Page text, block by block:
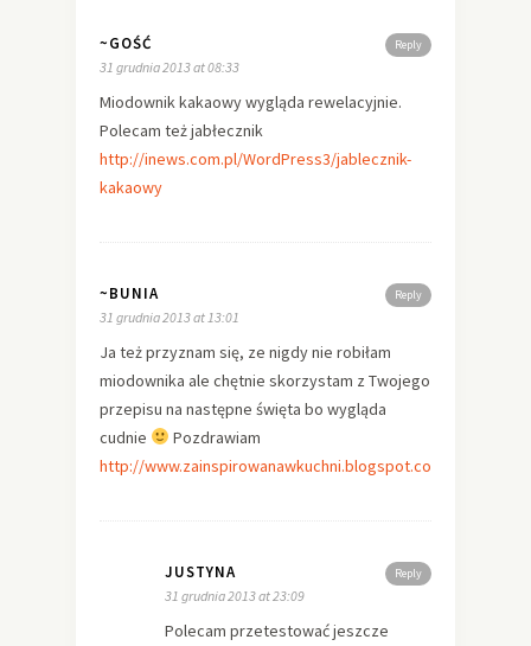
Reply
~GOŚĆ
31 grudnia 2013 at 08:33
Miodownik kakaowy wygląda rewelacyjnie.
Polecam też jabłecznik
http://inews.com.pl/WordPress3/jablecznik-
kakaowy
Reply
~BUNIA
31 grudnia 2013 at 13:01
Ja też przyznam się, ze nigdy nie robiłam
miodownika ale chętnie skorzystam z Twojego
przepisu na następne święta bo wygląda
cudnie
Pozdrawiam
http://www.zainspirowanawkuchni.blogspot.com
Reply
JUSTYNA
31 grudnia 2013 at 23:09
Polecam przetestować jeszcze